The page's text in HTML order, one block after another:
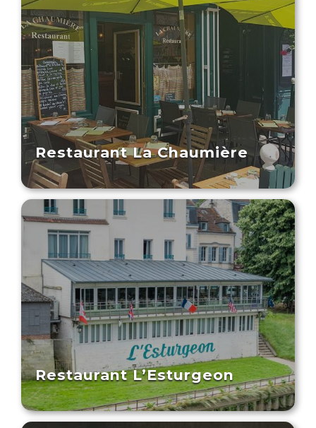
Restaurant La Chaumière
Restaurant L’Esturgeon